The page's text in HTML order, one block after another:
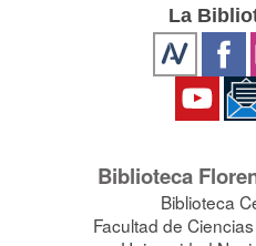
La
Biblioteca
Biblioteca
Facultad de